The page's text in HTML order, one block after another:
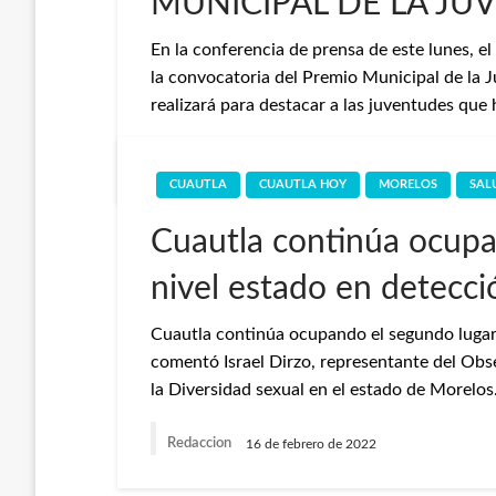
En la conferencia de prensa de este lunes,
la convocatoria del Premio Municipal de la
realizará para destacar a las juventudes
CUAUTLA CUAUTLA HOY MORELOS
Cuautla continúa
nivel estado en
Cuautla continúa ocupando el segundo
comentó Israel Dirzo, representante del
la Diversidad sexual en el estado de
Redaccion 16 de febrero de 2022